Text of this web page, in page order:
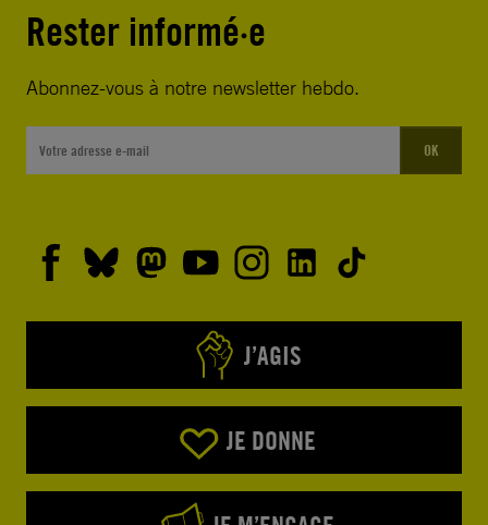
Rester informé·e
Abonnez-vous à notre newsletter hebdo.
OK
J’AGIS
JE DONNE